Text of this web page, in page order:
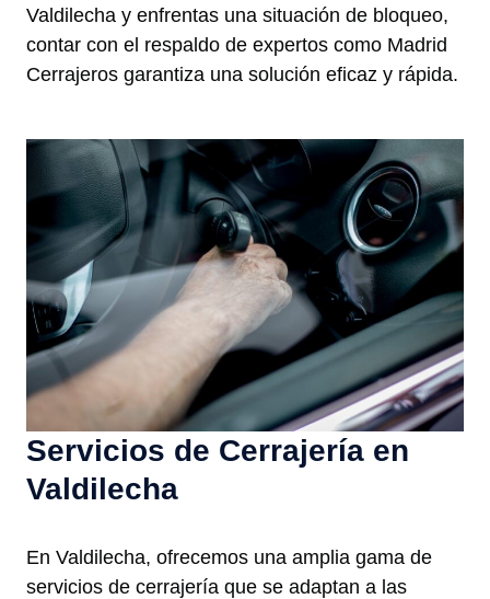
Valdilecha y enfrentas una situación de bloqueo,
contar con el respaldo de expertos como Madrid
Cerrajeros garantiza una solución eficaz y rápida.
Servicios de Cerrajería en
Valdilecha
En Valdilecha, ofrecemos una amplia gama de
servicios de cerrajería que se adaptan a las